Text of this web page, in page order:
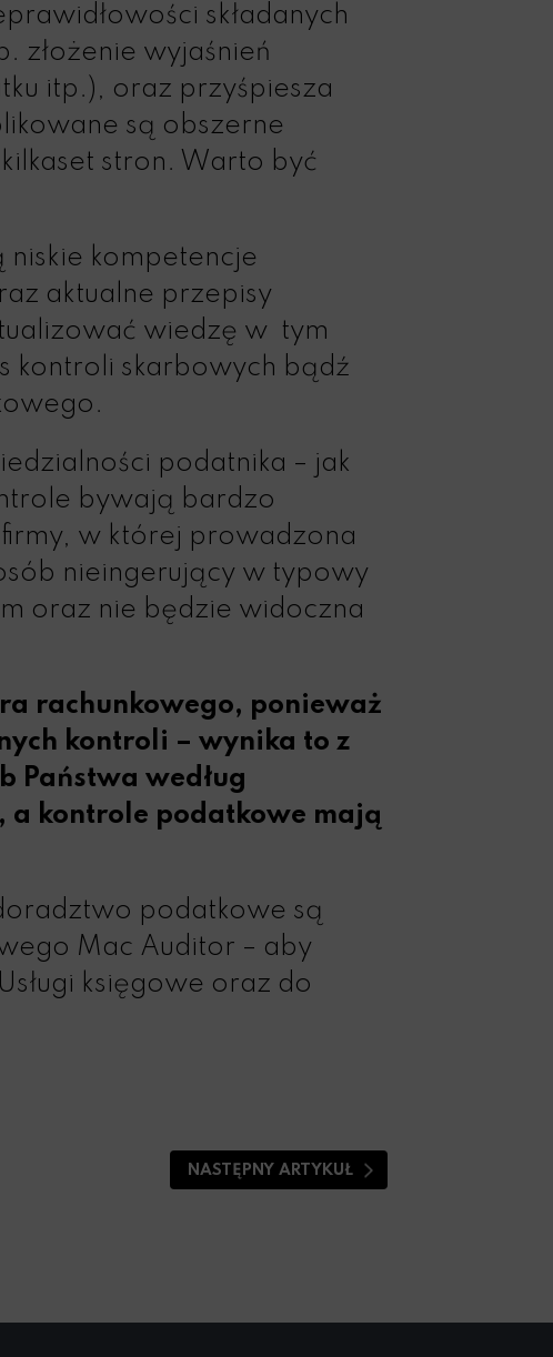
składanych
złożenie wyjaśnień
itp.), oraz przyśpiesza
są obszerne
stron. Warto być
kompetencje
aktualne przepisy
wiedzę w tym
kontroli skarbowych bądź
podatnika – jak
bywają bardzo
w której prowadzona
nieingerujący w typowy
oraz nie będzie widoczna
rachunkowego, ponieważ
kontroli – wynika to z
Państwa według
a kontrole podatkowe mają
podatkowe są
Mac Auditor – aby
Usługi księgowe oraz do
NASTĘPNY ARTYKUŁ